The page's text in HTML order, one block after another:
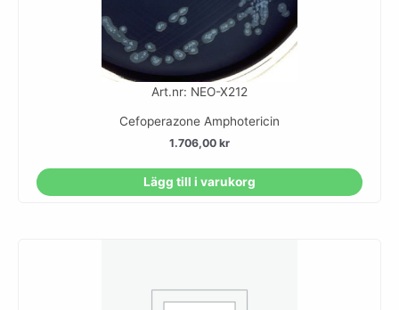
Art.nr: NEO-X212
Cefoperazone Amphotericin
1.706,00 kr
Lägg till i varukorg